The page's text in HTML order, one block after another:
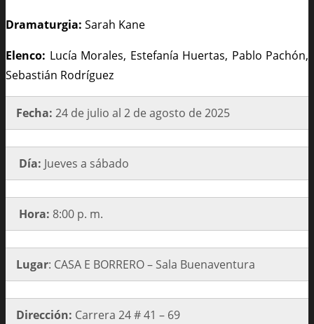
Dramaturgia: Sarah Kane
Elenco: Lucía Morales, Estefanía Huertas, Pablo Pachón,
Sebastián Rodríguez
Fecha: 24 de julio al 2 de agosto de 2025
Día: Jueves a sábado
Hora: 8:00 p. m.
Lugar: CASA E BORRERO – Sala Buenaventura
Dirección: Carrera 24 # 41 – 69